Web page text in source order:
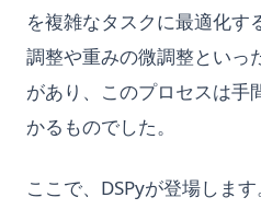
を複雑なタスクに最適化す
調整や重みの微調整といっ
があり、このプロセスは手
かるものでした。
ここで、DSPyが登場しま